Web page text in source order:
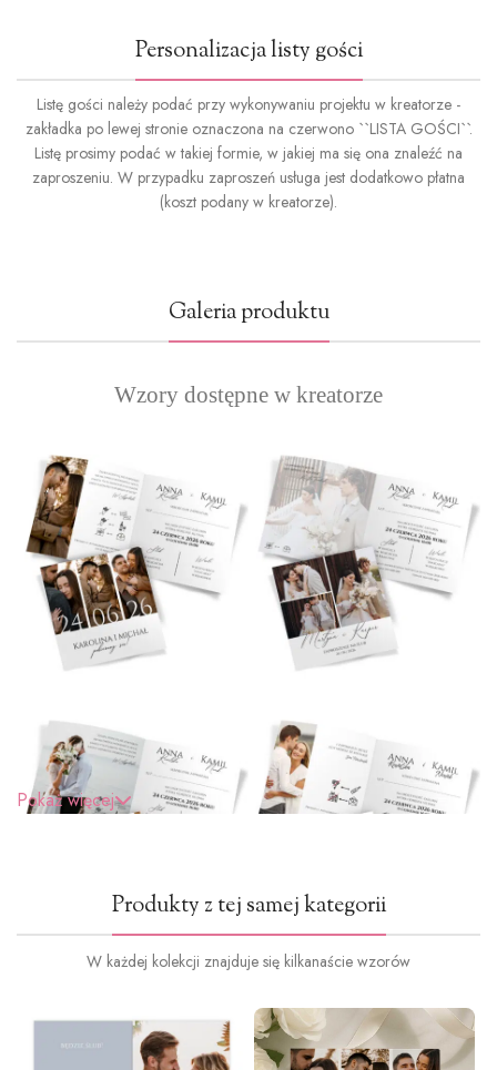
Personalizacja listy gości
Listę gości należy podać przy wykonywaniu projektu w kreatorze -
zakładka po lewej stronie oznaczona na czerwono ``LISTA GOŚCI``.
Listę prosimy podać w takiej formie, w jakiej ma się ona znaleźć na
zaproszeniu. W przypadku zaproszeń usługa jest dodatkowo płatna
(koszt podany w kreatorze).
Galeria produktu
Wzory dostępne w kreatorze
Pokaż więcej
Produkty z tej samej kategorii
W każdej kolekcji znajduje się kilkanaście wzorów